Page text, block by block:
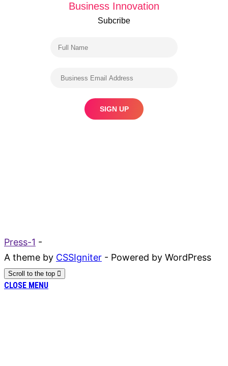
Business Innovation
Subcribe
Press-1 -
A theme by CSSIgniter - Powered by WordPress
Scroll to the top
CLOSE MENU